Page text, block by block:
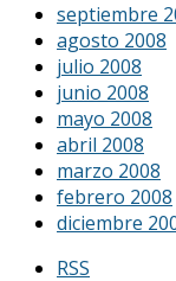
septiembre
agosto 2008
julio 2008
junio 2008
mayo 2008
abril 2008
marzo 2008
febrero 2008
diciembre
RSS